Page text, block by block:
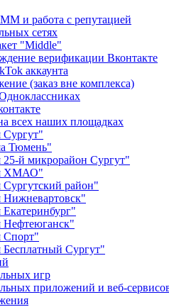
и работа с репутацией
сетях
"Middle"
верификации Вконтакте
аккаунта
(заказ вне комплекса)
всех наших площадках
Тюмень"
й микрорайон Сургут"
ХМАО"
район"
Спорт"
Сургут"
игр
приложений и веб-